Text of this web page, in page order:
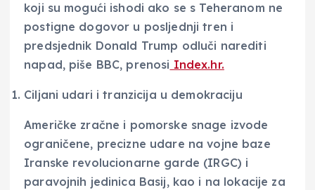
koji su mogući ishodi ako se s Teheranom ne
postigne dogovor u posljednji tren i
predsjednik Donald Trump odluči narediti
napad, piše BBC, prenosi Index.hr.
Ciljani udari i tranzicija u demokraciju
Američke zračne i pomorske snage izvode
ograničene, precizne udare na vojne baze
Iranske revolucionarne garde (IRGC) i
paravojnih jedinica Basij, kao i na lokacije za